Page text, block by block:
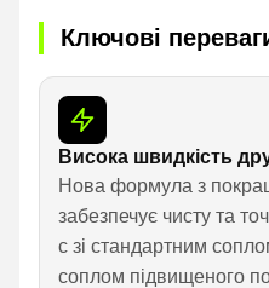
Ключові
Висока швидкість
Нова формула з
забезпечує чисту та
с зі стандартним
соплом підвищеного